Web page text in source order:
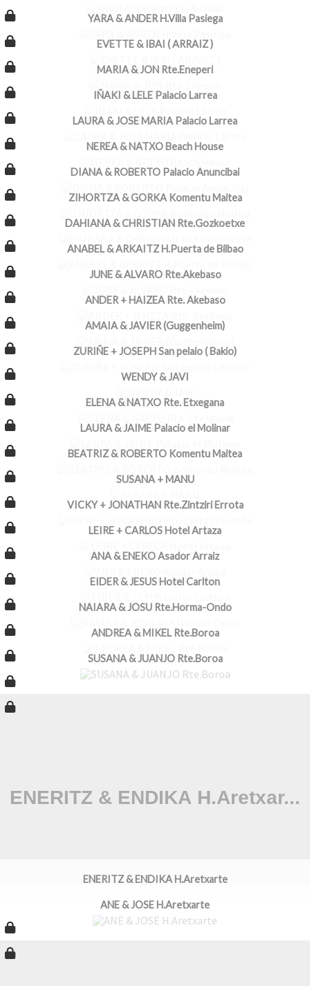
YARA & ANDER H.Villa Pasiega
EVETTE & IBAI ( ARRAIZ )
MARIA & JON Rte.Eneperi
IÑAKI & LELE Palacio Larrea
LAURA & JOSE MARIA Palacio Larrea
NEREA & NATXO Beach House
DIANA & ROBERTO Palacio Anuncibai
ZIHORTZA & GORKA Komentu Maitea
DAHIANA & CHRISTIAN Rte.Gozkoetxe
ANABEL & ARKAITZ H.Puerta de Bilbao
JUNE & ALVARO Rte.Akebaso
ANDER + HAIZEA Rte. Akebaso
AMAIA & JAVIER (Guggenheim)
ZURIÑE + JOSEPH San pelaio ( Bakio)
WENDY & JAVI
ELENA & NATXO Rte. Etxegana
LAURA & JAIME Palacio el Molinar
BEATRIZ & ROBERTO Komentu Maitea
SUSANA + MANU
VICKY + JONATHAN Rte.Zintziri Errota
LEIRE + CARLOS Hotel Artaza
ANA & ENEKO Asador Arraiz
EIDER & JESUS Hotel Carlton
NAIARA & JOSU Rte.Horma-Ondo
ANDREA & MIKEL Rte.Boroa
SUSANA & JUANJO Rte.Boroa
ENERITZ & ENDIKA H.Aretxarte
ANE & JOSE H.Aretxarte